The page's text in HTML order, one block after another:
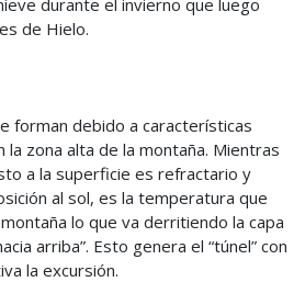
durante el invierno que luego
de Hielo.
forman debido a características
la zona alta de la montaña. Mientras
a la superficie es refractario y
al sol, es la temperatura que
lo que va derritiendo la capa
arriba”. Esto genera el “túnel” con
la excursión.